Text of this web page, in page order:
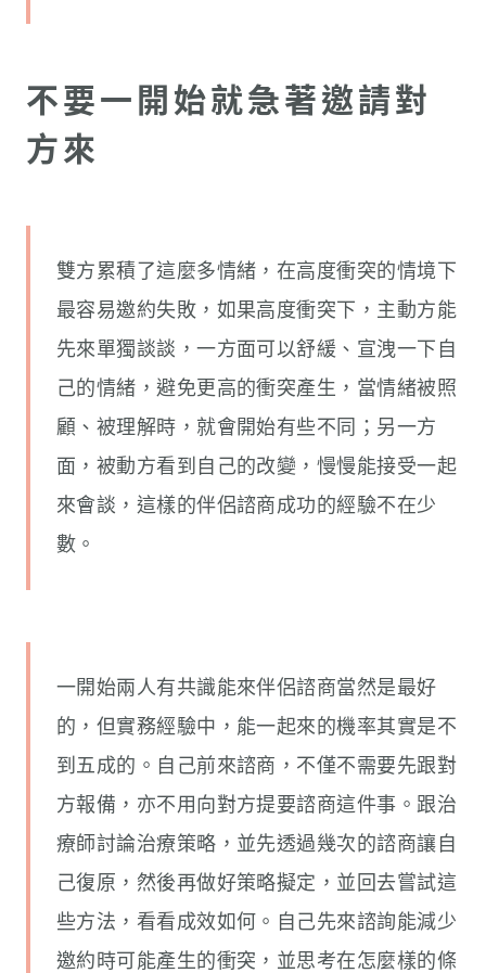
不要一開始就急著邀請對
方來
雙方累積了這麼多情緒，在高度衝突的情境下
最容易邀約失敗，如果高度衝突下，主動方能
先來單獨談談，一方面可以舒緩、宣洩一下自
己的情緒，避免更高的衝突產生，當情緒被照
顧、被理解時，就會開始有些不同；另一方
面，被動方看到自己的改變，慢慢能接受一起
來會談，這樣的伴侶諮商成功的經驗不在少
數。
一開始兩人有共識能來伴侶諮商當然是最好
的，但實務經驗中，能一起來的機率其實是不
到五成的。自己前來諮商，不僅不需要先跟對
方報備，亦不用向對方提要諮商這件事。跟治
療師討論治療策略，並先透過幾次的諮商讓自
己復原，然後再做好策略擬定，並回去嘗試這
些方法，看看成效如何。自己先來諮詢能減少
邀約時可能產生的衝突，並思考在怎麼樣的條